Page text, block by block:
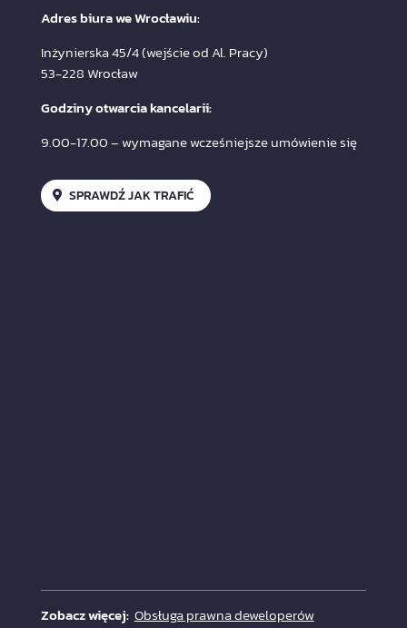
Adres biura we Wrocławiu:
Inżynierska 45/4 (wejście od Al. Pracy)
53-228 Wrocław
Godziny otwarcia kancelarii:
9.00-17.00 – wymagane wcześniejsze umówienie się
SPRAWDŹ JAK TRAFIĆ
Zobacz więcej: Obsługa prawna deweloperów